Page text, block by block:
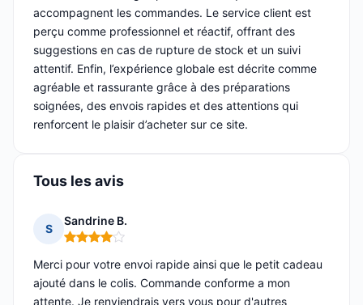
accompagnent les commandes. Le service client est
perçu comme professionnel et réactif, offrant des
suggestions en cas de rupture de stock et un suivi
attentif. Enfin, l’expérience globale est décrite comme
agréable et rassurante grâce à des préparations
soignées, des envois rapides et des attentions qui
renforcent le plaisir d’acheter sur ce site.
Tous les avis
S
Sandrine B.
Note : 4 sur 5
Merci pour votre envoi rapide ainsi que le petit cadeau
ajouté dans le colis. Commande conforme a mon
attente. Je renviendrais vers vous pour d'autres